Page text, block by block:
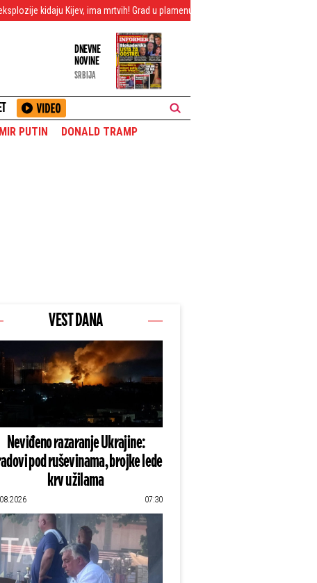
mrtvih! Grad u plamenu, nebo gori kao da je kraj sveta
DNEVNE
NOVINE
SRBIJA
PUTIN DONALD TRAMP
VEST DANA
Neviđeno razaranje Ukrajine:
pod ruševinama, brojke lede
krv u žilama
07:30